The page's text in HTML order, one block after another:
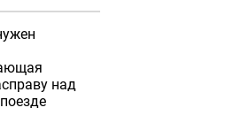
над